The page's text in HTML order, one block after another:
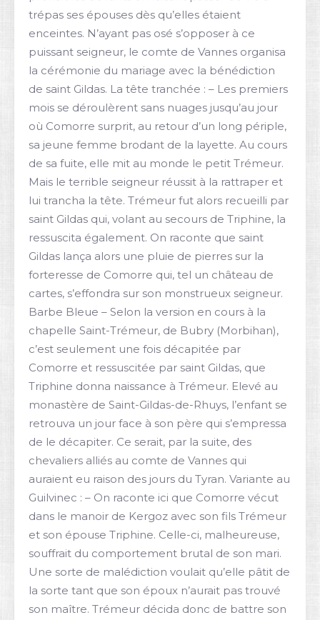
trépas ses épouses dès qu’elles étaient
enceintes. N’ayant pas osé s’opposer à ce
puissant seigneur, le comte de Vannes organisa
la cérémonie du mariage avec la bénédiction
de saint Gildas. La tête tranchée : – Les premiers
mois se déroulèrent sans nuages jusqu’au jour
où Comorre surprit, au retour d’un long périple,
sa jeune femme brodant de la layette. Au cours
de sa fuite, elle mit au monde le petit Trémeur.
Mais le terrible seigneur réussit à la rattraper et
lui trancha la tête. Trémeur fut alors recueilli par
saint Gildas qui, volant au secours de Triphine, la
ressuscita également. On raconte que saint
Gildas lança alors une pluie de pierres sur la
forteresse de Comorre qui, tel un château de
cartes, s’effondra sur son monstrueux seigneur.
Barbe Bleue – Selon la version en cours à la
chapelle Saint-Trémeur, de Bubry (Morbihan),
c’est seulement une fois décapitée par
Comorre et ressuscitée par saint Gildas, que
Triphine donna naissance à Trémeur. Elevé au
monastère de Saint-Gildas-de-Rhuys, l’enfant se
retrouva un jour face à son père qui s’empressa
de le décapiter. Ce serait, par la suite, des
chevaliers alliés au comte de Vannes qui
auraient eu raison des jours du Tyran. Variante au
Guilvinec : – On raconte ici que Comorre vécut
dans le manoir de Kergoz avec son fils Trémeur
et son épouse Triphine. Celle-ci, malheureuse,
souffrait du comportement brutal de son mari.
Une sorte de malédiction voulait qu’elle pâtit de
la sorte tant que son époux n’aurait pas trouvé
son maître. Trémeur décida donc de battre son